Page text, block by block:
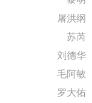
屠洪纲
苏芮
刘德华
毛阿敏
罗大佑